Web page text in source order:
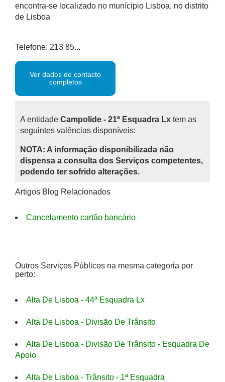
encontra-se localizado no munícipio Lisboa, no distrito
de Lisboa
Telefone: 213 85...
Ver dados de contacto
completos
A entidade Campolide - 21ª Esquadra Lx tem as
seguintes valências disponíveis:
NOTA: A informação disponibilizada não
dispensa a consulta dos Serviços competentes,
podendo ter sofrido alterações.
Artigos Blog Relacionados
Cancelamento cartão bancário
Outros Serviços Públicos na mesma categoria por
perto:
Alta De Lisboa - 44ª Esquadra Lx
Alta De Lisboa - Divisão De Trânsito
Alta De Lisboa - Divisão De Trânsito - Esquadra De
Apoio
Alta De Lisboa - Trânsito - 1ª Esquadra